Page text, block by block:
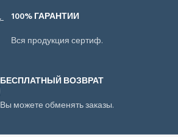
100% ГАРАНТИИ
Вся продукция сертиф.
БЕСПЛАТНЫЙ ВОЗВРАТ
Вы можете обменять заказы.